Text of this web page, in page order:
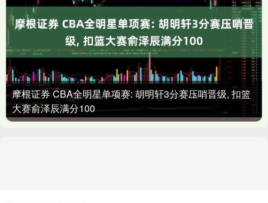
摩根证券 CBA全明星单项赛: 胡明轩3分赛压哨晋级, 扣篮
大赛俞泽辰满分100